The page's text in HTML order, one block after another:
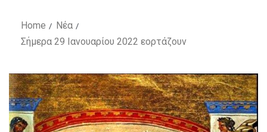
Home
Νέα
Σήμερα 29 Ιανουαρίου 2022 εορτάζουν